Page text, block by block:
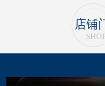
店铺